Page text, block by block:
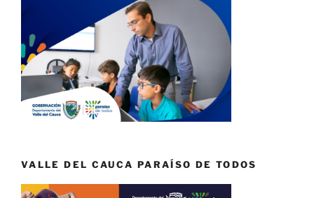
VALLE DEL CAUCA PARAÍSO DE TODOS